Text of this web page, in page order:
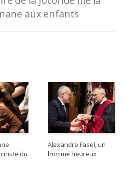
aux enfants
du
Alexandre Fasel, un
homme heureux